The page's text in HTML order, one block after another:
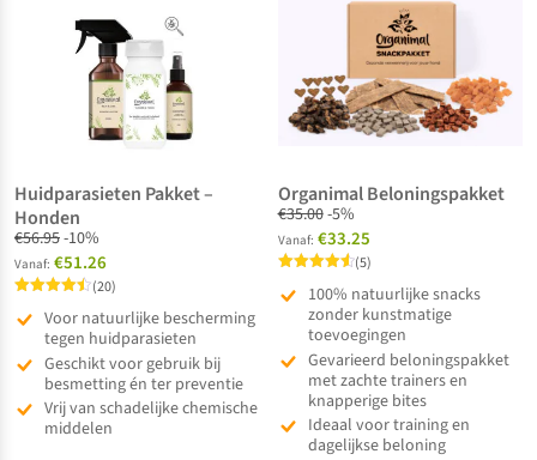
Huidparasieten Pakket –
Honden
€56.95-10%
Vanaf: €51.26
4.50
(20)
Voor natuurlijke bescherming
tegen huidparasieten
Geschikt voor gebruik bij
besmetting én ter preventie
Vrij van schadelijke chemische
middelen
Organimal Beloningspakket
€35.00-5%
Vanaf: €33.25
4.60
(5)
100% natuurlijke snacks
zonder kunstmatige
toevoegingen
Gevarieerd beloningspakket
met zachte trainers en
knapperige bites
Ideaal voor training en
dagelijkse beloning